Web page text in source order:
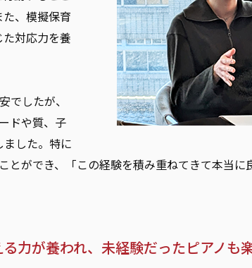
、模擬保育
対応力を養
でしたが、
ドや質、子
した。特に
とができ、「この経験を積み重ねてきて本当
力が養われ、未経験だったピアノも